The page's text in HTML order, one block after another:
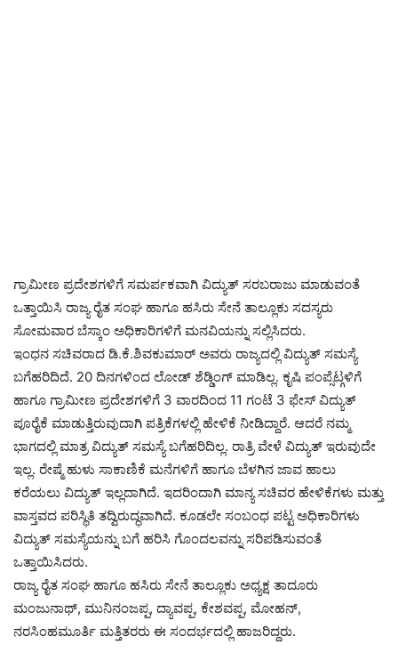
ಗ್ರಾಮೀಣ ಪ್ರದೇಶಗಳಿಗೆ ಸಮರ್ಪಕವಾಗಿ ವಿದ್ಯುತ್ ಸರಬರಾಜು ಮಾಡುವಂತೆ
ಒತ್ತಾಯಿಸಿ ರಾಜ್ಯ ರೈತ ಸಂಘ ಹಾಗೂ ಹಸಿರು ಸೇನೆ ತಾಲ್ಲೂಕು ಸದಸ್ಯರು
ಸೋಮವಾರ ಬೆಸ್ಕಾಂ ಅಧಿಕಾರಿಗಳಿಗೆ ಮನವಿಯನ್ನು ಸಲ್ಲಿಸಿದರು.
ಇಂಧನ ಸಚಿವರಾದ ಡಿ.ಕೆ.ಶಿವಕುಮಾರ್ ಅವರು ರಾಜ್ಯದಲ್ಲಿ ವಿದ್ಯುತ್ ಸಮಸ್ಯೆ
ಬಗೆಹರಿದಿದೆ. 20 ದಿನಗಳಿಂದ ಲೋಡ್ ಶೆಡ್ಡಿಂಗ್ ಮಾಡಿಲ್ಲ. ಕೃಷಿ ಪಂಪ್ಸೆಟ್ಗಳಿಗೆ
ಹಾಗೂ ಗ್ರಾಮೀಣ ಪ್ರದೇಶಗಳಿಗೆ 3 ವಾರದಿಂದ 11 ಗಂಟೆ 3 ಫೇಸ್ ವಿದ್ಯುತ್
ಪೂರೈಕೆ ಮಾಡುತ್ತಿರುವುದಾಗಿ ಪತ್ರಿಕೆಗಳಲ್ಲಿ ಹೇಳಿಕೆ ನೀಡಿದ್ದಾರೆ. ಆದರೆ ನಮ್ಮ
ಭಾಗದಲ್ಲಿ ಮಾತ್ರ ವಿದ್ಯುತ್ ಸಮಸ್ಯೆ ಬಗೆಹರಿದಿಲ್ಲ. ರಾತ್ರಿ ವೇಳೆ ವಿದ್ಯುತ್ ಇರುವುದೇ
ಇಲ್ಲ. ರೇಷ್ಮೆ ಹುಳು ಸಾಕಾಣಿಕೆ ಮನೆಗಳಿಗೆ ಹಾಗೂ ಬೆಳಗಿನ ಜಾವ ಹಾಲು
ಕರೆಯಲು ವಿದ್ಯುತ್ ಇಲ್ಲದಾಗಿದೆ. ಇದರಿಂದಾಗಿ ಮಾನ್ಯ ಸಚಿವರ ಹೇಳಿಕೆಗಳು ಮತ್ತು
ವಾಸ್ತವದ ಪರಿಸ್ಥಿತಿ ತದ್ವಿರುದ್ಧವಾಗಿದೆ. ಕೂಡಲೇ ಸಂಬಂಧ ಪಟ್ಟ ಅಧಿಕಾರಿಗಳು
ವಿದ್ಯುತ್ ಸಮಸ್ಯೆಯನ್ನು ಬಗೆ ಹರಿಸಿ ಗೊಂದಲವನ್ನು ಸರಿಪಡಿಸುವಂತೆ
ಒತ್ತಾಯಿಸಿದರು.
ರಾಜ್ಯ ರೈತ ಸಂಘ ಹಾಗೂ ಹಸಿರು ಸೇನೆ ತಾಲ್ಲೂಕು ಅಧ್ಯಕ್ಷ ತಾದೂರು
ಮಂಜುನಾಥ್, ಮುನಿನಂಜಪ್ಪ, ದ್ಯಾವಪ್ಪ, ಕೇಶವಪ್ಪ, ಮೋಹನ್,
ನರಸಿಂಹಮೂರ್ತಿ ಮತ್ತಿತರರು ಈ ಸಂದರ್ಭದಲ್ಲಿ ಹಾಜರಿದ್ದರು.